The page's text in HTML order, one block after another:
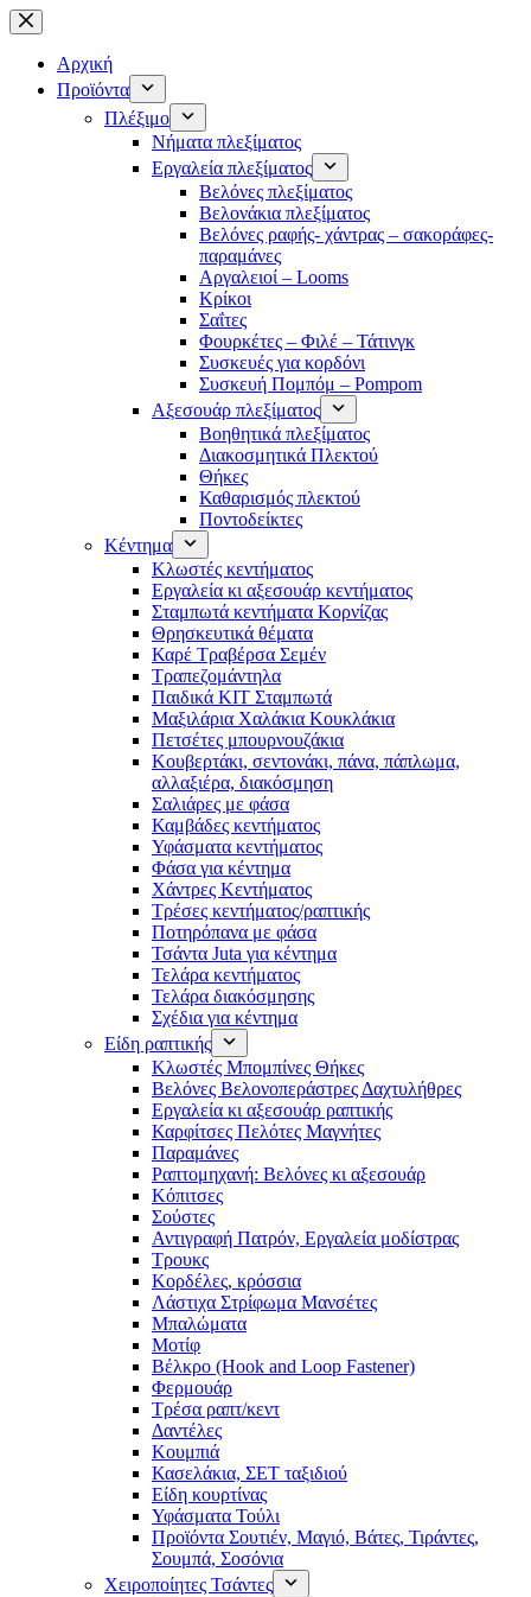
Μετάβαση
στο
περιεχόμενο
Αρχική
Προϊόντα
Πλέξιμο
Νήματα πλεξίματος
Εργαλεία πλεξίματος
Βελόνες πλεξίματος
Βελονάκια πλεξίματος
Βελόνες ραφής- χάντρας – σακοράφες-
παραμάνες
Αργαλειοί – Looms
Κρίκοι
Σαΐτες
Φουρκέτες – Φιλέ – Τάτινγκ
Συσκευές για κορδόνι
Συσκευή Πομπόμ – Pompom
Αξεσουάρ πλεξίματος
Βοηθητικά πλεξίματος
Διακοσμητικά Πλεκτού
Θήκες
Καθαρισμός πλεκτού
Ποντοδείκτες
Κέντημα
Κλωστές κεντήματος
Eργαλεία κι αξεσουάρ κεντήματος
Σταμπωτά κεντήματα Κορνίζας
Θρησκευτικά θέματα
Καρέ Τραβέρσα Σεμέν
Τραπεζομάντηλα
Παιδικά KIT Σταμπωτά
Μαξιλάρια Χαλάκια Κουκλάκια
Πετσέτες μπουρνουζάκια
Κουβερτάκι, σεντονάκι, πάνα, πάπλωμα,
αλλαξιέρα, διακόσμηση
Σαλιάρες με φάσα
Καμβάδες κεντήματος
Υφάσματα κεντήματος
Φάσα για κέντημα
Χάντρες Κεντήματος
Τρέσες κεντήματος/ραπτικής
Ποτηρόπανα με φάσα
Τσάντα Juta για κέντημα
Τελάρα κεντήματος
Τελάρα διακόσμησης
Σχέδια για κέντημα
Είδη ραπτικής
Κλωστές Μπομπίνες Θήκες
Βελόνες Βελονοπεράστρες Δαχτυλήθρες
Εργαλεία κι αξεσουάρ ραπτικής
Καρφίτσες Πελότες Μαγνήτες
Παραμάνες
Ραπτομηχανή: Βελόνες κι αξεσουάρ
Κόπιτσες
Σούστες
Αντιγραφή Πατρόν, Εργαλεία μοδίστρας
Τρουκς
Κορδέλες, κρόσσια
Λάστιχα Στρίφωμα Μανσέτες
Μπαλώματα
Mοτίφ
Βέλκρο (Hook and Loop Fastener)
Φερμουάρ
Τρέσα ραπτ/κεντ
Δαντέλες
Κουμπιά
Κασελάκια, ΣΕΤ ταξιδιού
Είδη κουρτίνας
Υφάσματα Τούλι
Προϊόντα Σουτιέν, Μαγιό, Βάτες, Τιράντες,
Σουμπά, Σοσόνια
Χειροποίητες Τσάντες